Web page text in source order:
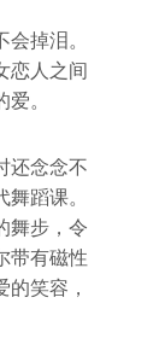
掉泪。
恋人之间
。
还念念不
蹈课。
舞步，令
带有磁性
笑容，